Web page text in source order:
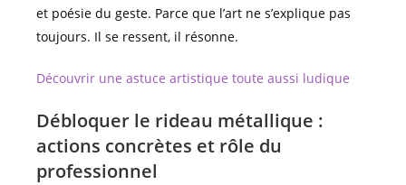
et poésie du geste. Parce que l’art ne s’explique pas
toujours. Il se ressent, il résonne.
Découvrir une astuce artistique toute aussi ludique
Débloquer le rideau métallique :
actions concrètes et rôle du
professionnel